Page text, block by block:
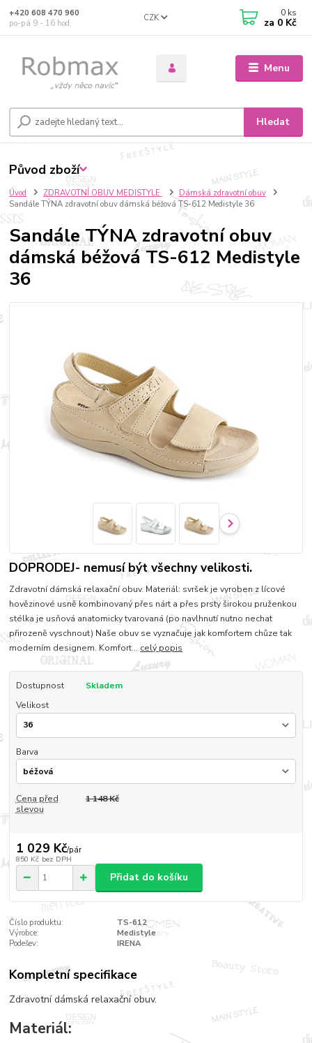
Menu
CZK
Hledat
+420 608 470 960
po-pá 9 - 16 hod.
0 ks
za 0 Kč
Úvod ZDRAVOTNÍ OBUV MEDISTYLE
Dámská zdravotní obuv
Sandále TÝNA zdravotní obuv dámská béžová TS-612 Medistyle 36
Sandále TÝNA zdravotní obuv
dámská béžová TS-612 Medistyle
36
DOPRODEJ- nemusí být všechny velikosti.
Zdravotní dámská relaxační obuv. Materiál: svršek je vyroben z lícové
hovězinové usně kombinovaný přes nárt a přes prsty širokou pruženkou
stélka je usňová anatomicky tvarovaná (po navlhnutí nutno nechat
přirozeně vyschnout) Naše obuv se vyznačuje jak komfortem chůze tak
moderním designem. Komfort... celý popis
Dostupnost
Skladem
Velikost
Barva
Cena před
slevou
1 148 Kč
1 029 Kč/pár
850 Kč bez DPH
Přidat do košíku
Číslo produktu:
TS-612
Výrobce:
Medistyle
Podešev:
IRENA
Kompletní specifikace
Zdravotní dámská relaxační obuv.
Materiál:
Původ zboží